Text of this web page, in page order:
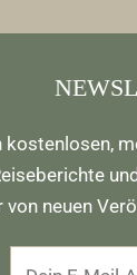
kostenlosen,
von neuen